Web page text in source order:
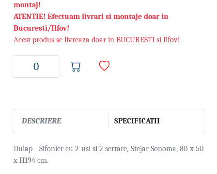
montaj!
ATENTIE! Efectuam livrari si montaje doar in
Bucuresti/Ilfov!
Acest produs se livreaza doar in BUCURESTI si Ilfov!
DESCRIERE SPECIFICATII
Dulap - Sifonier cu 2 usi si 2 sertare, Stejar Sonoma, 80 x 50
x H194 cm.